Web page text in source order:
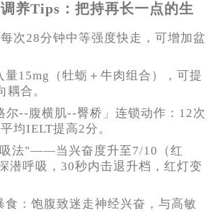
养Tips：把持再长一点的生
次28分钟中等强度快走，可增加盆
量15mg（牡蛎＋牛肉组合），可提
合。
尔--腹横肌--臀桥」连锁动作：12次
均IELT提高2分。
法"——当兴奋度升至7/10（红
潜呼吸，30秒内击退升档，红灯变
食：饱腹致迷走神经兴奋，与高敏